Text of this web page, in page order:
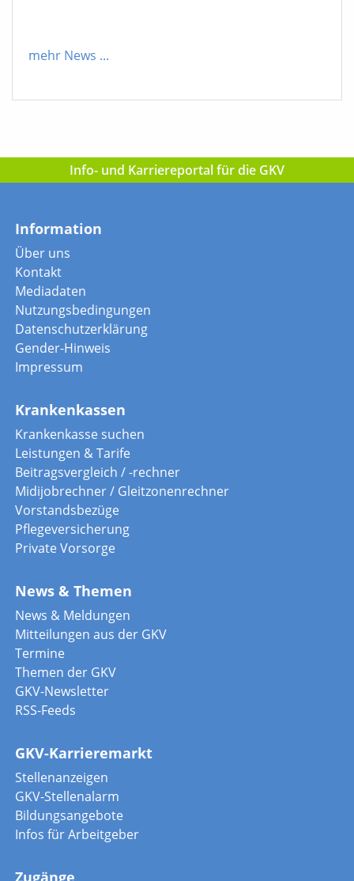
Information
Über uns
Kontakt
Mediadaten
Nutzungsbedingungen
Datenschutzerklärung
Impressum
Krankenkassen
Krankenkasse suchen
Leistungen & Tarife
Beitragsvergleich / -rechner
Midijobrechner / Gleitzonenrechner
Vorstandsbezüge
Private Vorsorge
News & Themen
News & Meldungen
Mitteilungen aus der GKV
Termine
Themen der GKV
RSS-Feeds
GKV-Karrieremarkt
Stellenanzeigen
GKV-Stellenalarm
Infos für Arbeitgeber